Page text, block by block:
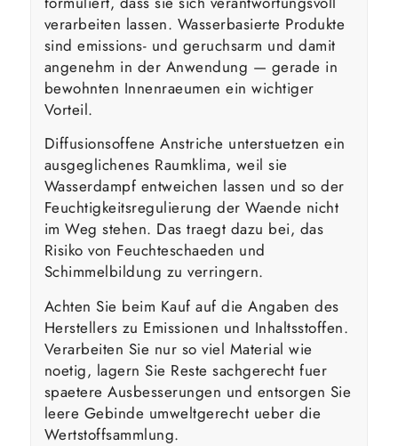
verarbeiten lassen. Wasserbasierte Produkte
sind emissions- und geruchsarm und damit
angenehm in der Anwendung — gerade in
bewohnten Innenraeumen ein wichtiger
Vorteil.
Diffusionsoffene Anstriche unterstuetzen ein
ausgeglichenes Raumklima, weil sie
Wasserdampf entweichen lassen und so der
Feuchtigkeitsregulierung der Waende nicht
im Weg stehen. Das traegt dazu bei, das
Risiko von Feuchteschaeden und
Schimmelbildung zu verringern.
Achten Sie beim Kauf auf die Angaben des
Herstellers zu Emissionen und Inhaltsstoffen.
Verarbeiten Sie nur so viel Material wie
noetig, lagern Sie Reste sachgerecht fuer
spaetere Ausbesserungen und entsorgen Sie
leere Gebinde umweltgerecht ueber die
Wertstoffsammlung.